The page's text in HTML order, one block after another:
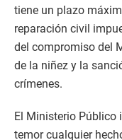
tiene un plazo
reparación civil
del compromiso del
de la niñez y la
crímenes.
El Ministerio Público
temor cualquier